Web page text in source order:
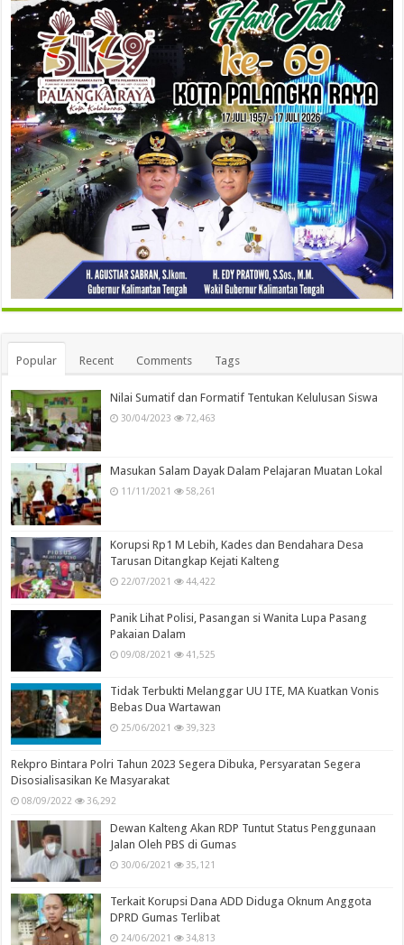
Popular Recent Comments Tags
Nilai Sumatif dan Formatif Tentukan Kelulusan Siswa
30/04/2023 72,463
Masukan Salam Dayak Dalam Pelajaran Muatan Lokal
11/11/2021 58,261
Korupsi Rp1 M Lebih, Kades dan Bendahara Desa
Tarusan Ditangkap Kejati Kalteng
22/07/2021 44,422
Panik Lihat Polisi, Pasangan si Wanita Lupa Pasang
Pakaian Dalam
09/08/2021 41,525
Tidak Terbukti Melanggar UU ITE, MA Kuatkan Vonis
Bebas Dua Wartawan
25/06/2021 39,323
Rekpro Bintara Polri Tahun 2023 Segera Dibuka, Persyaratan Segera
Disosialisasikan Ke Masyarakat
08/09/2022 36,292
Dewan Kalteng Akan RDP Tuntut Status Penggunaan
Jalan Oleh PBS di Gumas
30/06/2021 35,121
Terkait Korupsi Dana ADD Diduga Oknum Anggota
DPRD Gumas Terlibat
24/06/2021 34,813